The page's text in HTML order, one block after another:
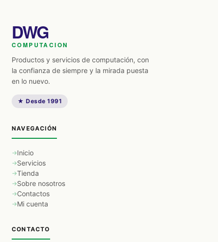
DWG
COMPUTACION
Productos y servicios de computación, con
la confianza de siempre y la mirada puesta
en lo nuevo.
★ Desde 1991
NAVEGACIÓN
Inicio
Servicios
Tienda
Sobre nosotros
Contactos
Mi cuenta
CONTACTO